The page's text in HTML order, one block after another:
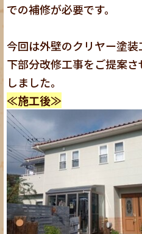
での補修が必要です。
今回は外壁のクリヤー塗
下部分改修工事をご提案
しました。
≪施工後≫